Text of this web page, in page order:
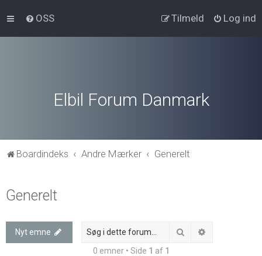
OSS Log ind
Tilmeld
Elbil Forum Danmark
Boardindeks Andre Mærker Generelt
Generelt
Nyt emne Søg
0 emner • Side 1 af 1